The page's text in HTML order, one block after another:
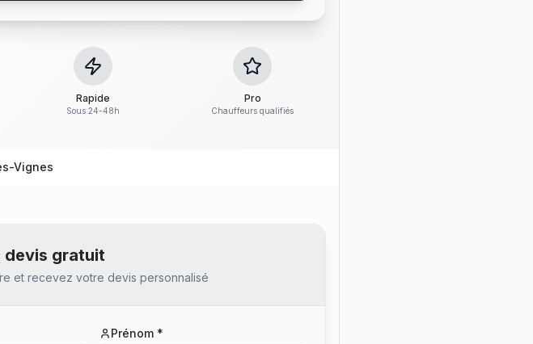
Rapide
Sous 24-48h
Pro
Chauffeurs qualifiés
Vignes
devis gratuit
et recevez votre devis personnalisé
Prénom *